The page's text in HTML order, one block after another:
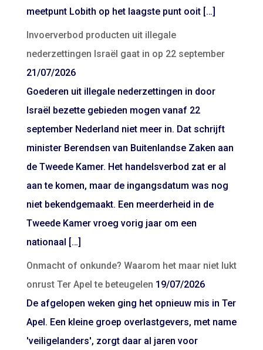
meetpunt Lobith op het laagste punt ooit […]
Invoerverbod producten uit illegale
nederzettingen Israël gaat in op 22 september
21/07/2026
Goederen uit illegale nederzettingen in door
Israël bezette gebieden mogen vanaf 22
september Nederland niet meer in. Dat schrijft
minister Berendsen van Buitenlandse Zaken aan
de Tweede Kamer. Het handelsverbod zat er al
aan te komen, maar de ingangsdatum was nog
niet bekendgemaakt. Een meerderheid in de
Tweede Kamer vroeg vorig jaar om een
nationaal […]
Onmacht of onkunde? Waarom het maar niet lukt
onrust Ter Apel te beteugelen 19/07/2026
De afgelopen weken ging het opnieuw mis in Ter
Apel. Een kleine groep overlastgevers, met name
'veiligelanders', zorgt daar al jaren voor